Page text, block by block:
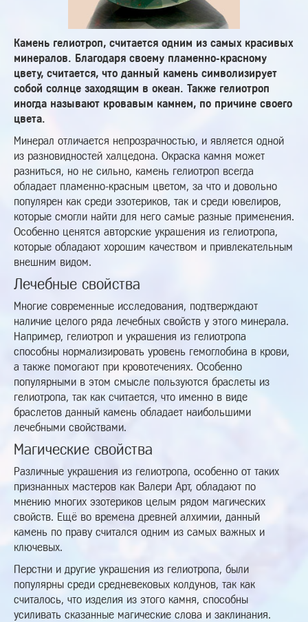
Камень гелиотроп, считается одним из самых красивых
минералов. Благодаря своему пламенно-красному
цвету, считается, что данный камень символизирует
собой солнце заходящим в океан. Также гелиотроп
иногда называют кровавым камнем, по причине своего
цвета.
Минерал отличается непрозрачностью, и является одной
из разновидностей халцедона. Окраска камня может
разниться, но не сильно, камень гелиотроп всегда
обладает пламенно-красным цветом, за что и довольно
популярен как среди эзотериков, так и среди ювелиров,
которые смогли найти для него самые разные применения.
Особенно ценятся авторские украшения из гелиотропа,
которые обладают хорошим качеством и привлекательным
внешним видом.
Лечебные свойства
Многие современные исследования, подтверждают
наличие целого ряда лечебных свойств у этого минерала.
Например, гелиотроп и украшения из гелиотропа
способны нормализировать уровень гемоглобина в крови,
а также помогают при кровотечениях. Особенно
популярными в этом смысле пользуются браслеты из
гелиотропа, так как считается, что именно в виде
браслетов данный камень обладает наибольшими
лечебными свойствами.
Магические свойства
Различные украшения из гелиотропа, особенно от таких
признанных мастеров как Валери Арт, обладают по
мнению многих эзотериков целым рядом магических
свойств. Ещё во времена древней алхимии, данный
камень по праву считался одним из самых важных и
ключевых.
Перстни и другие украшения из гелиотропа, были
популярны среди средневековых колдунов, так как
считалось, что изделия из этого камня, способны
усиливать сказанные магические слова и заклинания.